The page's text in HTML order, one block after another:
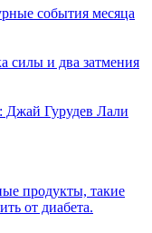
события месяца
силы и два затмения
Гурудев Лали
продукты, такие
от диабета.